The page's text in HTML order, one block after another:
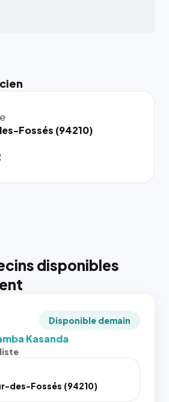
Fossés (94210)
disponibles
Disponible demain
Kasanda
des-Fossés (94210)